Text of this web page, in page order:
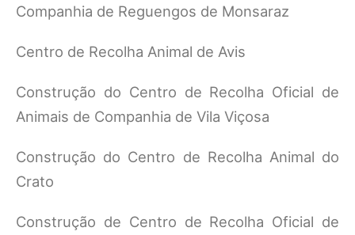
Companhia de Reguengos de Monsaraz
Centro de Recolha Animal de Avis
Construção do Centro de Recolha Oficial de
Animais de Companhia de Vila Viçosa
Construção do Centro de Recolha Animal do
Crato
Construção de Centro de Recolha Oficial de